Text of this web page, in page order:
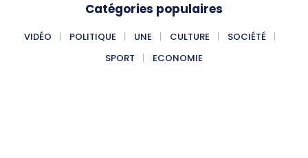
Catégories populaires
VIDÉO POLITIQUE UNE CULTURE
SOCIÉTÉ
SPORT
ECONOMIE